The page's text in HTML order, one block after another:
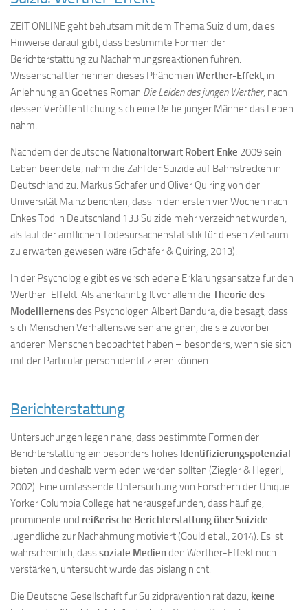
ZEIT ONLINE geht behutsam mit dem Thema Suizid um, da es
Hinweise darauf gibt, dass bestimmte Formen der
Berichterstattung zu Nachahmungsreaktionen führen.
Wissenschaftler nennen dieses Phänomen Werther-Effekt, in
Anlehnung an Goethes Roman Die Leiden des jungen Werther, nach
dessen Veröffentlichung sich eine Reihe junger Männer das Leben
nahm.
Nachdem der deutsche Nationaltorwart Robert Enke 2009 sein
Leben beendete, nahm die Zahl der Suizide auf Bahnstrecken in
Deutschland zu. Markus Schäfer und Oliver Quiring von der
Universität Mainz berichten, dass in den ersten vier Wochen nach
Enkes Tod in Deutschland 133 Suizide mehr verzeichnet wurden,
als laut der amtlichen Todesursachenstatistik für diesen Zeitraum
zu erwarten gewesen wäre (Schäfer & Quiring, 2013).
In der Psychologie gibt es verschiedene Erklärungsansätze für den
Werther-Effekt. Als anerkannt gilt vor allem die Theorie des
Modelllernensdes Psychologen Albert Bandura, die besagt, dass
sich Menschen Verhaltensweisen aneignen, die sie zuvor bei
anderen Menschen beobachtet haben – besonders, wenn sie sich
mit der Particular person identifizieren können.
Berichterstattung
Untersuchungen legen nahe, dass bestimmte Formen der
Berichterstattung ein besonders hohes Identifizierungspotenzial
bieten und deshalb vermieden werden sollten (Ziegler & Hegerl,
2002). Eine umfassende Untersuchung von Forschern der Unique
Yorker Columbia College hat herausgefunden, dass häufige,
prominente und reißerische Berichterstattung über Suizide
Jugendliche zur Nachahmung motiviert (Gould et al., 2014). Es ist
wahrscheinlich, dasssoziale Medienden Werther-Effekt noch
verstärken, untersucht wurde das bislang nicht.
Die Deutsche Gesellschaft für Suizidprävention rät dazu, keine